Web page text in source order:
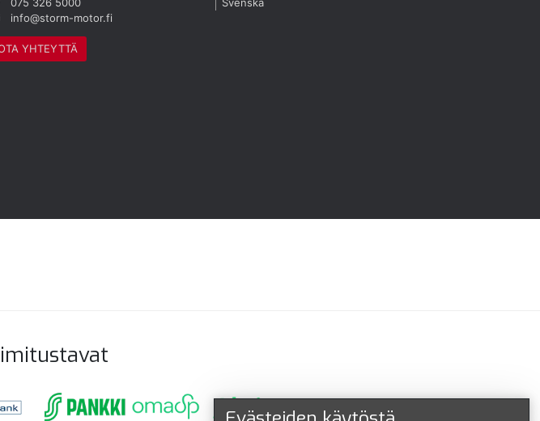
info@storm-motor.fi
YHTEYTTÄ